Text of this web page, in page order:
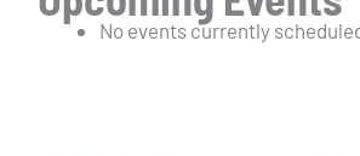
No events currently